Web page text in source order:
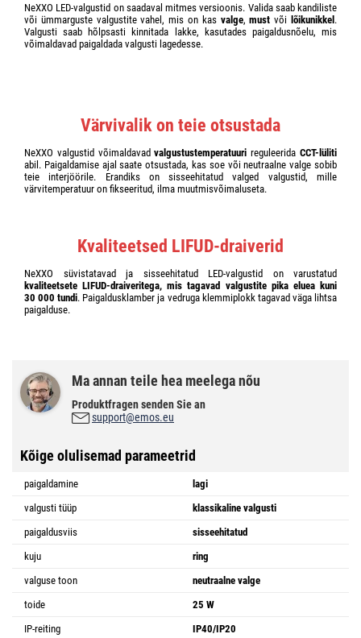
NeXXO LED-valgustid on saadaval mitmes versioonis. Valida saab kandiliste
või ümmarguste valgustite vahel, mis on kas valge,must või lõikunikkel .
Valgusti saab hõlpsasti kinnitada lakke, kasutades paigaldusnõelu, mis
võimaldavad paigaldada valgusti lagedesse.
Värvivalik on teie otsustada
NeXXO valgustid võimaldavadvalgustustemperatuuri reguleeridaCCT-lüliti
abil. Paigaldamise ajal saate otsustada, kas soe või neutraalne valge sobib
teie interjöörile. Erandiks on sisseehitatud valged valgustid, mille
värvitemperatuur on fikseeritud, ilma muutmisvõimaluseta.
Kvaliteetsed LIFUD-draiverid
NeXXO süvistatavad ja sisseehitatud LED-valgustid on varustatud
kvaliteetsete LIFUD-draiveritega, mis tagavad valgustite pika eluea kuni
30 000 tundi. Paigaldusklamber ja vedruga klemmiplokk tagavad väga lihtsa
paigalduse.
Ma annan teile hea meelega nõu
Produktfragen senden Sie an
support@emos.eu
Kõige olulisemad parameetrid
paigaldamine
lagi
valgusti tüüp
klassikaline valgusti
paigaldusviis
sisseehitatud
kuju
ring
valguse toon
neutraalne valge
toide
25 W
IP-reiting
IP40/IP20